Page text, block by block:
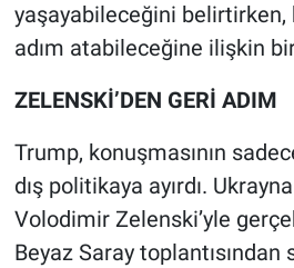
yaşayabileceğini belirtirken,
adım atabileceğine ilişkin
ZELENSKİ’DEN GERİ ADIM
Trump, konuşmasının
dış politikaya ayırdı.
Volodimir Zelenski’yle
Beyaz Saray toplantısından